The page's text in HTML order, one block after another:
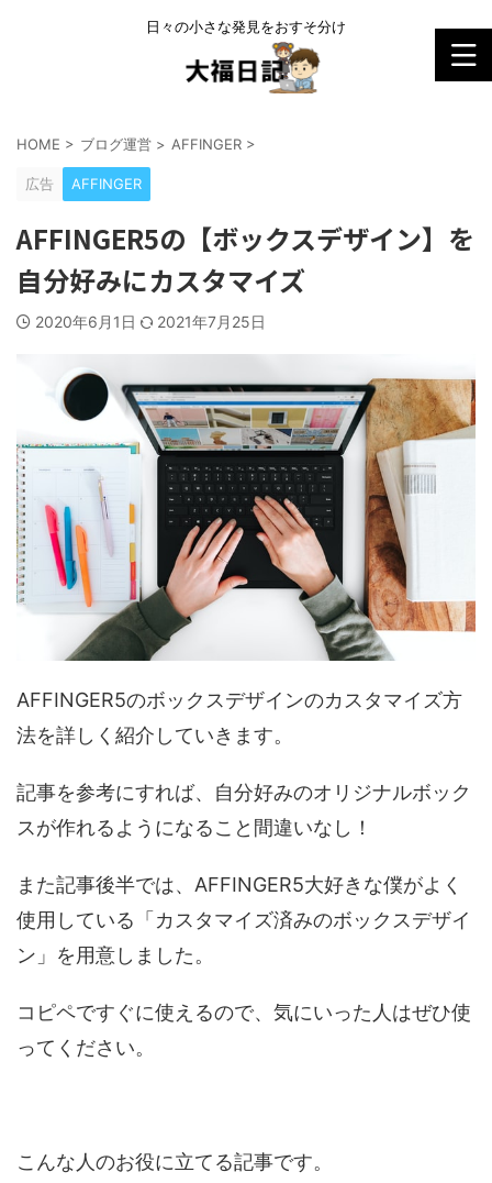
日々の小さな発見をおすそ分け
HOME > ブログ運営 > AFFINGER >
広告 AFFINGER
AFFINGER5の【ボックスデザイン】を
自分好みにカスタマイズ
2020年6月1日 2021年7月25日
AFFINGER5のボックスデザインのカスタマイズ方
法を詳しく紹介していきます。
記事を参考にすれば、自分好みのオリジナルボック
スが作れるようになること間違いなし！
また記事後半では、AFFINGER5大好きな僕がよく
使用している「カスタマイズ済みのボックスデザイ
ン」を用意しました。
コピペですぐに使えるので、気にいった人はぜひ使
ってください。
こんな人のお役に立てる記事です。